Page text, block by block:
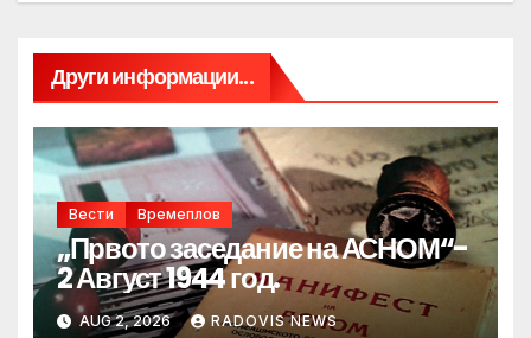
Други информации...
Вести Времеплов
„Првото заседание на АСНОМ“-
2 Август 1944 год.
AUG 2, 2026 RADOVIS NEWS